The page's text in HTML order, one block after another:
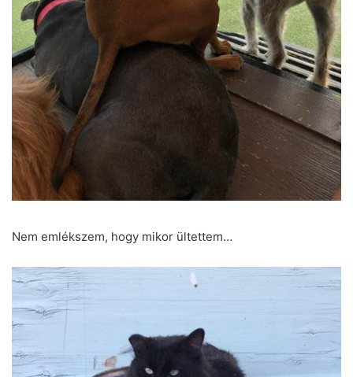
Nem emlékszem, hogy mikor ültettem…